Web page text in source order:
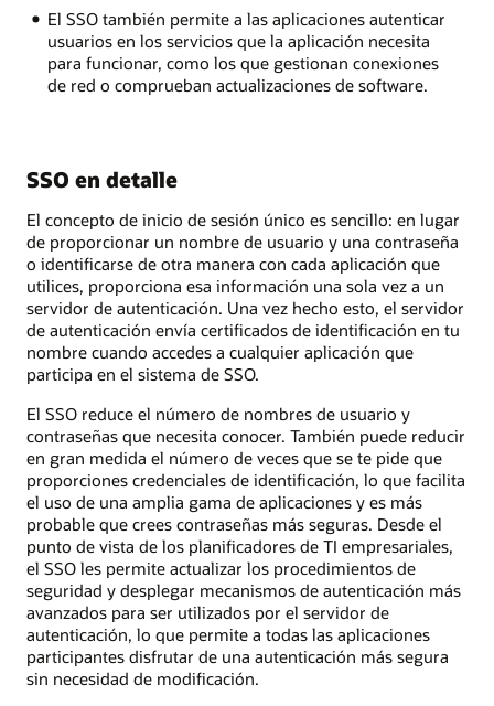
El SSO también permite a las aplicaciones autenticar
usuarios en los servicios que la aplicación necesita
para funcionar, como los que gestionan conexiones
de red o comprueban actualizaciones de software.
SSO en detalle
El concepto de inicio de sesión único es sencillo: en lugar
de proporcionar un nombre de usuario y una contraseña
o identificarse de otra manera con cada aplicación que
utilices, proporciona esa información una sola vez a un
servidor de autenticación. Una vez hecho esto, el servidor
de autenticación envía certificados de identificación en tu
nombre cuando accedes a cualquier aplicación que
participa en el sistema de SSO.
El SSO reduce el número de nombres de usuario y
contraseñas que necesita conocer. También puede reducir
en gran medida el número de veces que se te pide que
proporciones credenciales de identificación, lo que facilita
el uso de una amplia gama de aplicaciones y es más
probable que crees contraseñas más seguras. Desde el
punto de vista de los planificadores de TI empresariales,
el SSO les permite actualizar los procedimientos de
seguridad y desplegar mecanismos de autenticación más
avanzados para ser utilizados por el servidor de
autenticación, lo que permite a todas las aplicaciones
participantes disfrutar de una autenticación más segura
sin necesidad de modificación.